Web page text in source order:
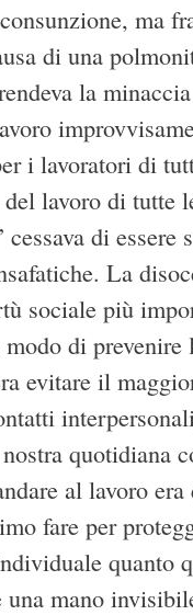
ma
di una
la
i lavoratori di
lavoro di tutte
di essere
La
sociale più
di prevenire
evitare il
quotidiana
al lavoro era
fare per
quanto
una mano